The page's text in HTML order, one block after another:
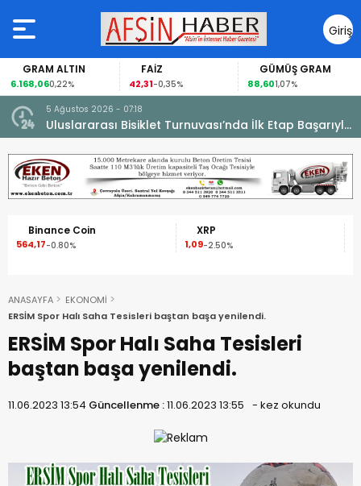
Giriş
Yap
FAİZ
42,31-0,35%
GÜMÜŞ GRAM
88,601,07%
BITCOIN
63.760,00-0,55%
5 Ağustos 2026 - 07:18
Uluslararası Bisiklet Turnuvası’nda İlk Etap Başarıyla
Tamamlandı.
XRP
1,09-2.50%
Solana
73,73-2.80%
ANASAYFA
EKONOMİ
ERSİM Spor Halı Saha Tesisleri baştan başa yenilendi.
ERSİM Spor Halı Saha Tesisleri
baştan başa yenilendi.
11.06.2023 13:54 Güncellenme :11.06.2023 13:55 - kez okundu